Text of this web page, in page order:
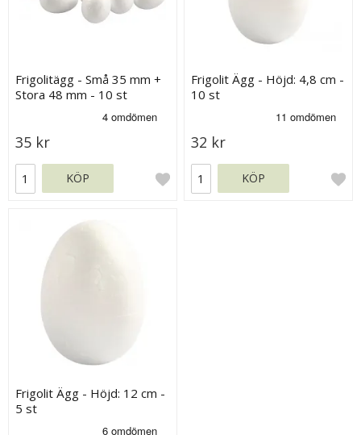
Frigolitägg - Små 35 mm +
Stora 48 mm - 10 st
35 kr
KÖP
Frigolit Ägg - Höjd: 4,8 cm -
10 st
32 kr
KÖP
Frigolit Ägg - Höjd: 12 cm -
5 st